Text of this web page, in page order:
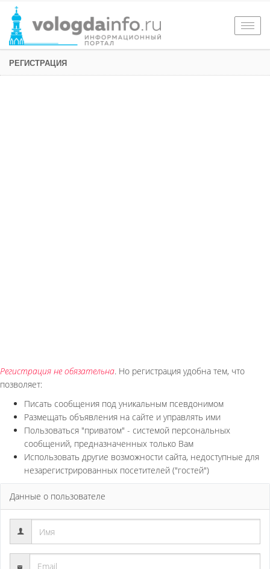
РЕГИСТРАЦИЯ
Регистрация не обязательна. Но регистрация удобна тем, что
позволяет:
Писать сообщения под уникальным псевдонимом
Размещать объявления на сайте и управлять ими
Пользоваться "приватом" - системой персональных
сообщений, предназначенных только Вам
Использовать другие возможности сайта, недоступные для
незарегистрированных посетителей ("гостей")
Данные о пользователе